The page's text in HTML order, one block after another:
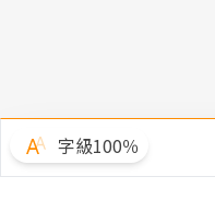
字級100％